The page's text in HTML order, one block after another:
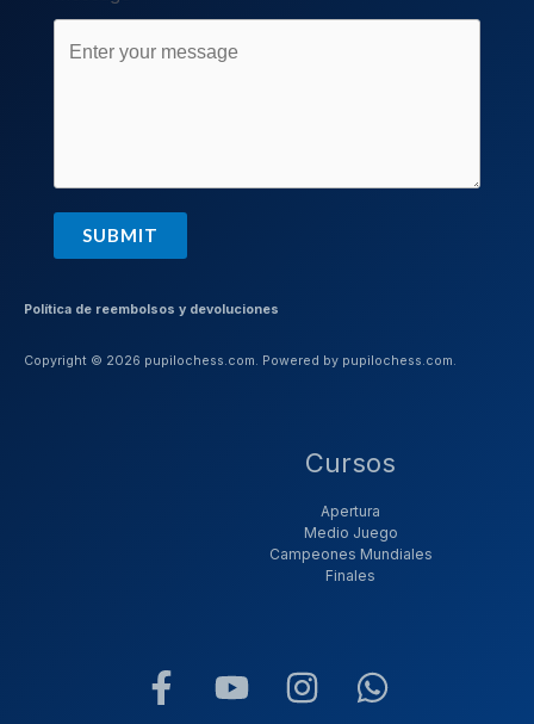
SUBMIT
Política de reembolsos y devoluciones
Copyright © 2026 pupilochess.com. Powered by pupilochess.com.
Cursos
Apertura
Medio Juego
Campeones Mundiales
Finales